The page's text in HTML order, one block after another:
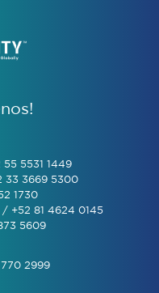
5531 1449
33 3669 5300
1730
/ +52 81 4624 0145
5609
2999